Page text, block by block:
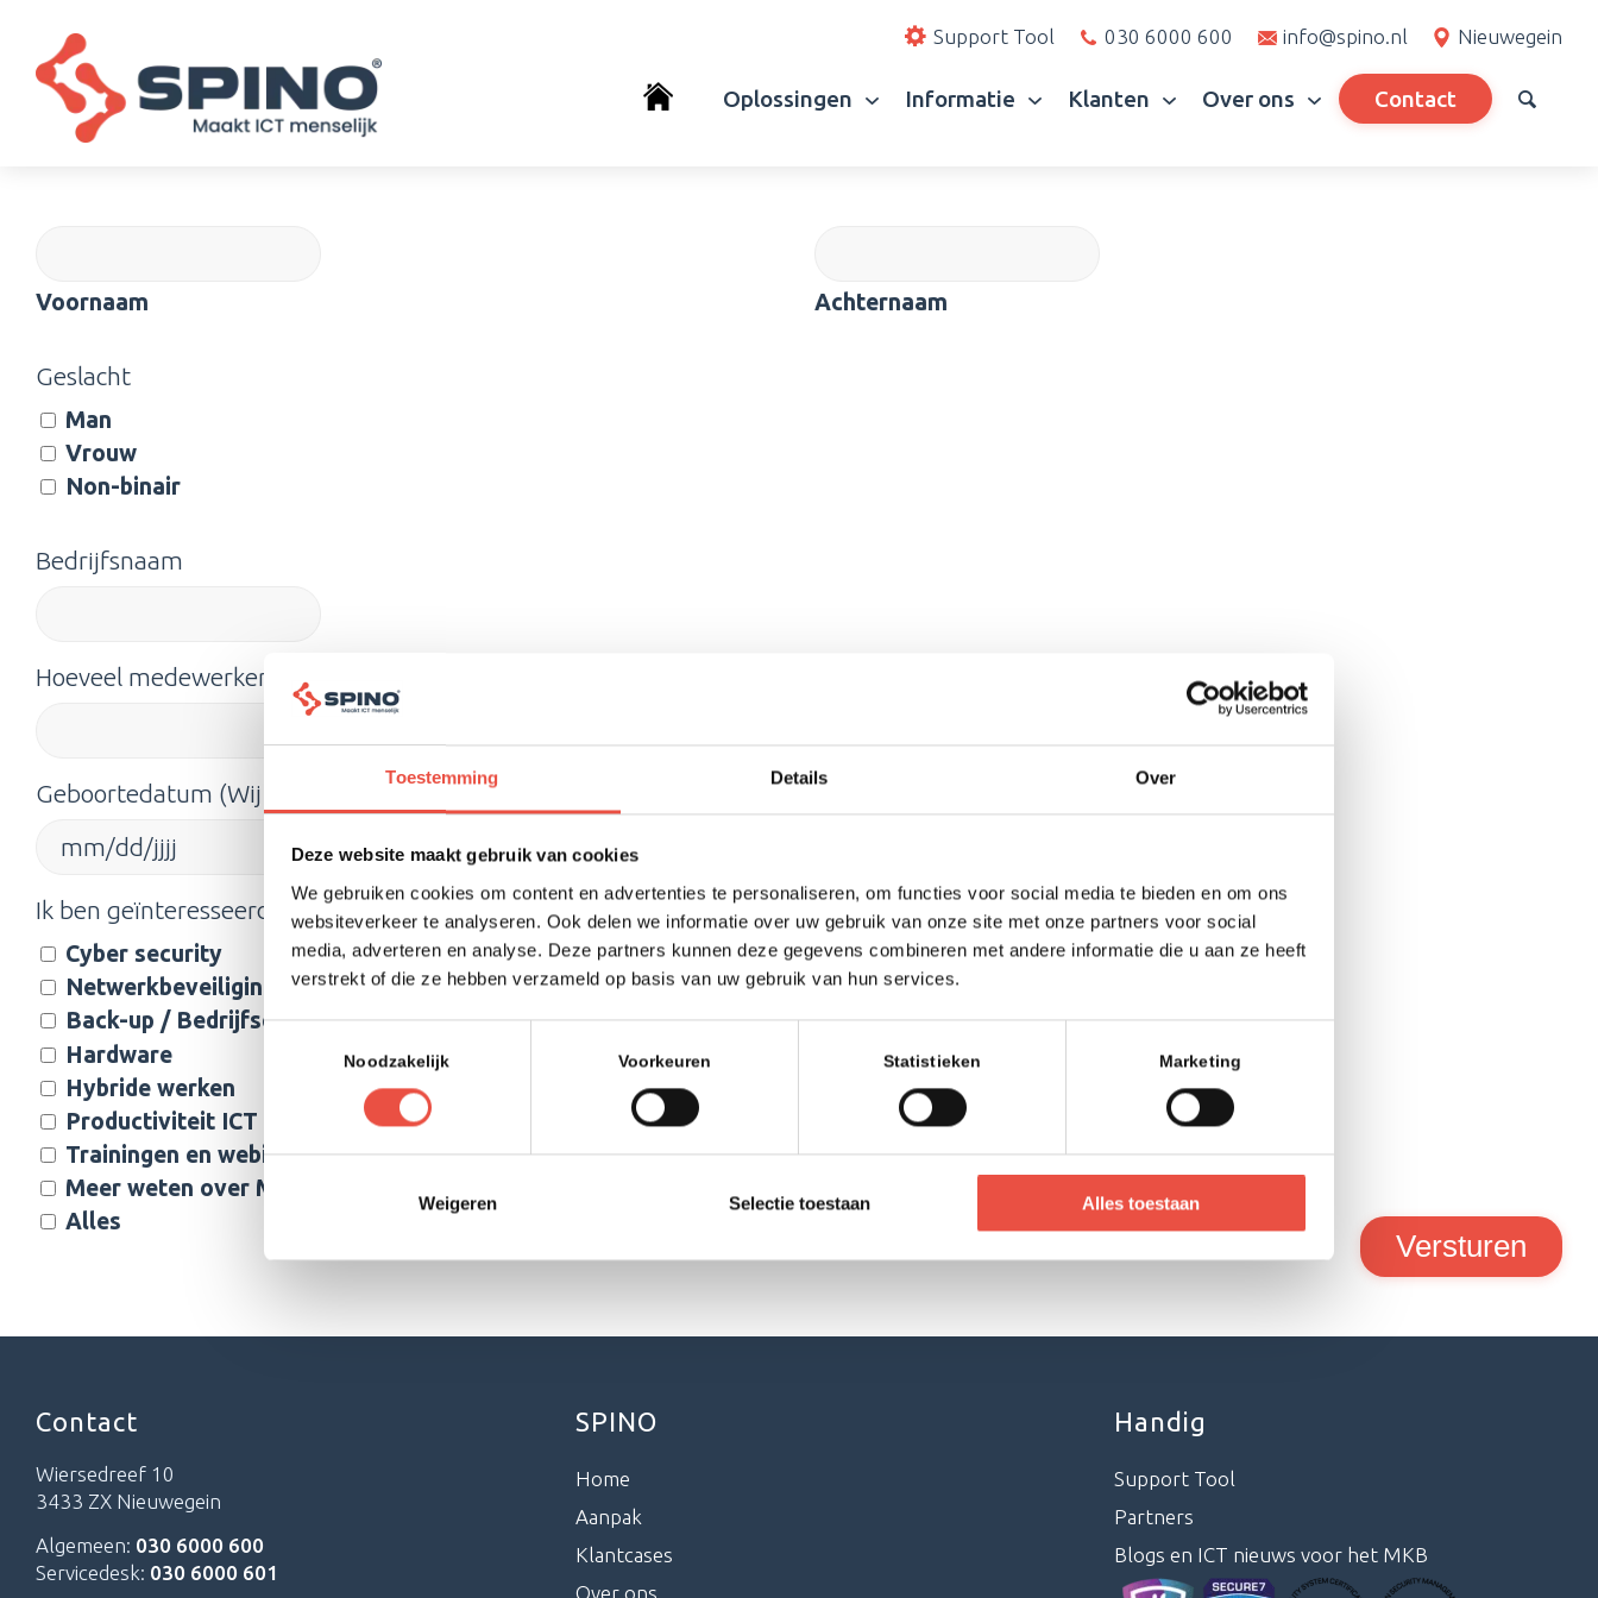
Toestemming Details Over
Deze website maakt gebruik van cookies
We gebruiken cookies om content en advertenties te personaliseren, om functies voor social media te bieden en om ons
websiteverkeer te analyseren. Ook delen we informatie over uw gebruik van onze site met onze partners voor social
media, adverteren en analyse. Deze partners kunnen deze gegevens combineren met andere informatie die u aan ze heeft
verstrekt of die ze hebben verzameld op basis van uw gebruik van hun services.
Noodzakelijk Voorkeuren Statistieken Marketing
Weigeren Selectie toestaan Alles toestaan
Support Tool 030 6000 600 info@spino.nl Nieuwegein
Oplossingen Informatie Klanten Over ons Contact
Voornaam Achternaam
Geslacht
Man
Vrouw
Non-binair
Bedrijfsnaam
Hoeveel medewerkers heeft jouw bedrijf?
Geboortedatum (Wij willen je graag feliciteren op je verjaardag!)
MM
slash
DD
slash
JJJJ
Ik ben geïnteresseerd in (meerdere opties mogelijk):
Cyber security
Netwerkbeveiliging
Back-up / Bedrijfscontinuïteit
Hardware
Hybride werken
Productiviteit ICT
Trainingen en webinars
Meer weten over Microsoft Teams
Alles
Contact
Wiersedreef 10
3433 ZX Nieuwegein
Algemeen: 030 6000 600
Servicedesk: 030 6000 601
SPINO
Home
Aanpak
Klantcases
Over ons
Handig
Support Tool
Partners
Blogs en ICT nieuws voor het MKB